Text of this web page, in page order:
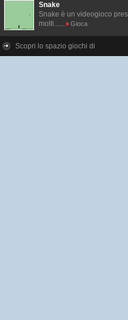
Snake
Snake è un videogioco
molti......
Gioca
Scopri lo spazio giochi di